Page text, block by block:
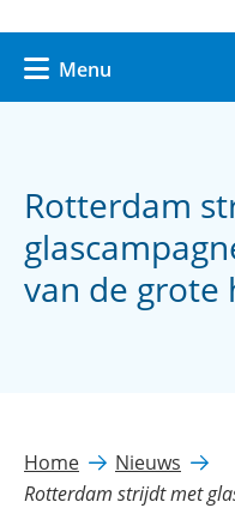
of
geweigerd.
Menu
Rotterdam
van de grote
Home
Nieuws
Rotterdam strijdt met